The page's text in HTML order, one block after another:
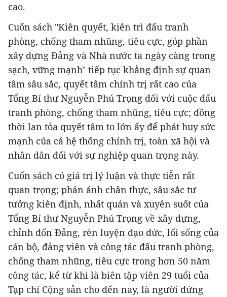
cao.
Cuốn sách "Kiên quyết, kiên trì đấu tranh
phòng, chống tham nhũng, tiêu cực, góp phần
xây dựng Đảng và Nhà nước ta ngày càng trong
sạch, vững mạnh" tiếp tục khẳng định sự quan
tâm sâu sắc, quyết tâm chính trị rất cao của
Tổng Bí thư Nguyễn Phú Trọng đối với cuộc đấu
tranh phòng, chống tham nhũng, tiêu cực; đồng
thời lan tỏa quyết tâm to lớn ấy để phát huy sức
mạnh của cả hệ thống chính trị, toàn xã hội và
nhân dân đối với sự nghiệp quan trọng này.
Cuốn sách có giá trị lý luận và thực tiễn rất
quan trọng; phản ánh chân thực, sâu sắc tư
tưởng kiên định, nhất quán và xuyên suốt của
Tổng Bí thư Nguyễn Phú Trọng về xây dựng,
chỉnh đốn Đảng, rèn luyện đạo đức, lối sống của
cán bộ, đảng viên và công tác đấu tranh phòng,
chống tham nhũng, tiêu cực trong hơn 50 năm
công tác, kể từ khi là biên tập viên 29 tuổi của
Tạp chí Cộng sản cho đến nay, là người đứng